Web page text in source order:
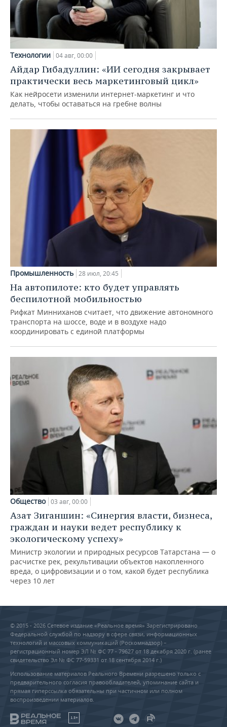
Технологии 04 авг, 00:00
Айдар Гибадуллин: «ИИ сегодня закрывает
практически весь маркетинговый цикл»
Как нейросети изменили интернет-маркетинг и что
делать, чтобы оставаться на гребне волны
Промышленность 28 июл, 20:45
На автопилоте: кто будет управлять
беспилотной мобильностью
Рифкат Минниханов считает, что движение автономного
транспорта на шоссе, воде и в воздухе надо
координировать с единой платформы
Общество 03 авг, 00:00
Азат Зиганшин: «Синергия власти, бизнеса,
граждан и науки ведет республику к
экологическому успеху»
Министр экологии и природных ресурсов Татарстана — о
расчистке рек, рекультивации объектов накопленного
вреда, о цифровизации и о том, какой будет республика
через 10 лет
© 2015 - 2026 Сетевое издание «Реальное время» Зарегистрировано
Федеральной службой по надзору в сфере связи, информационных
технологий и массовых коммуникаций (Роскомнадзор) –
регистрационный номер ЭЛ № ФС 77 - 79627 от 18 декабря 2020 г. (ранее
свидетельство Эл № ФС 77-59331 от 18 сентября 2014 г.)
Использование материалов Реального Времени разрешено только с
предварительного согласия правообладателей, упоминание сайта и
прямая гиперссылка обязательны при частичном или полном
воспроизведении материалов.
18+